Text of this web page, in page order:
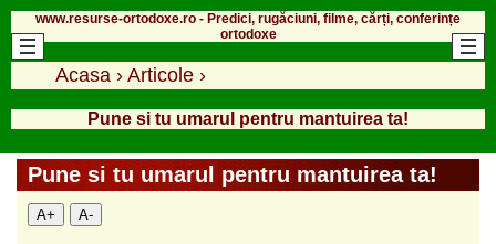
www.resurse-ortodoxe.ro - Predici, rugăciuni, filme, cărți, conferințe
ortodoxe
Acasa › Articole ›
Pune si tu umarul pentru mantuirea ta!
Pune si tu umarul pentru mantuirea ta!
A+ A-